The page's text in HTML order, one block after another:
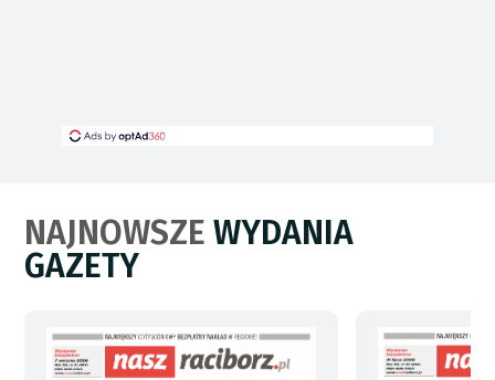
NAJNOWSZEWYDANIA
GAZETY